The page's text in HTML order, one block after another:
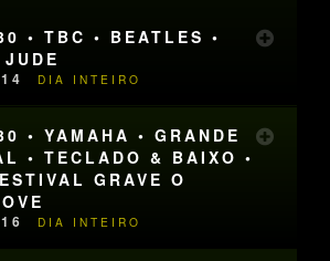
• TBC • BEATLES •
DIA INTEIRO
• YAMAHA • GRANDE
• TECLADO & BAIXO •
GRAVE O
DIA INTEIRO